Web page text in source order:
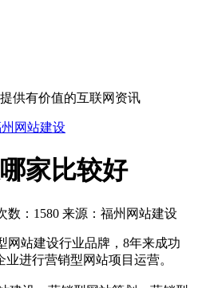
供有价值的互联网资讯
网站建设
家比较好
数：1580 来源：福州网站建设
网站建设行业品牌，8年来成功
进行营销型网站项目运营。